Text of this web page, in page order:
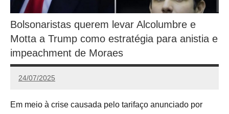
Bolsonaristas querem levar Alcolumbre e
Motta a Trump como estratégia para anistia e
impeachment de Moraes
24/07/2025
Redação
Em meio à crise causada pelo tarifaço anunciado por